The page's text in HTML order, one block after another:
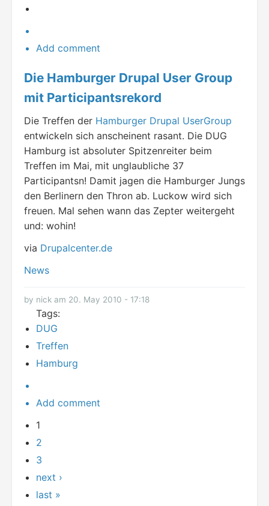
Add comment
Die Hamburger Drupal User Group
mit Participantsrekord
Die Treffen der Hamburger Drupal UserGroup
entwickeln sich anscheinent rasant. Die DUG
Hamburg ist absoluter Spitzenreiter beim
Treffen im Mai, mit unglaubliche 37
Participantsn! Damit jagen die Hamburger Jungs
den Berlinern den Thron ab. Luckow wird sich
freuen. Mal sehen wann das Zepter weitergeht
und: wohin!
via Drupalcenter.de
News
by nick am 20. May 2010 - 17:18
Tags:
DUG
Treffen
Hamburg
Add comment
1
2
3
next ›
last »